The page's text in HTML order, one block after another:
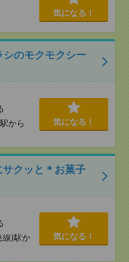
気になる！
シのモクモクシー
から
気になる！
サクッと＊お菓子
線)駅か
気になる！